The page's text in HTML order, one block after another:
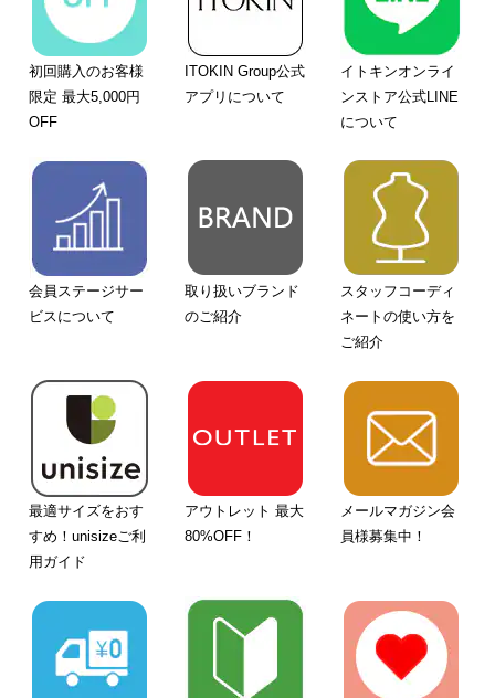
初回購入のお客様
限定 最大5,000円
OFF
ITOKIN Group公式
アプリについて
イトキンオンライ
ンストア公式LINE
について
会員ステージサー
ビスについて
取り扱いブランド
のご紹介
スタッフコーディ
ネートの使い方を
ご紹介
最適サイズをおす
すめ！unisizeご利
用ガイド
アウトレット 最大
80%OFF！
メールマガジン会
員様募集中！